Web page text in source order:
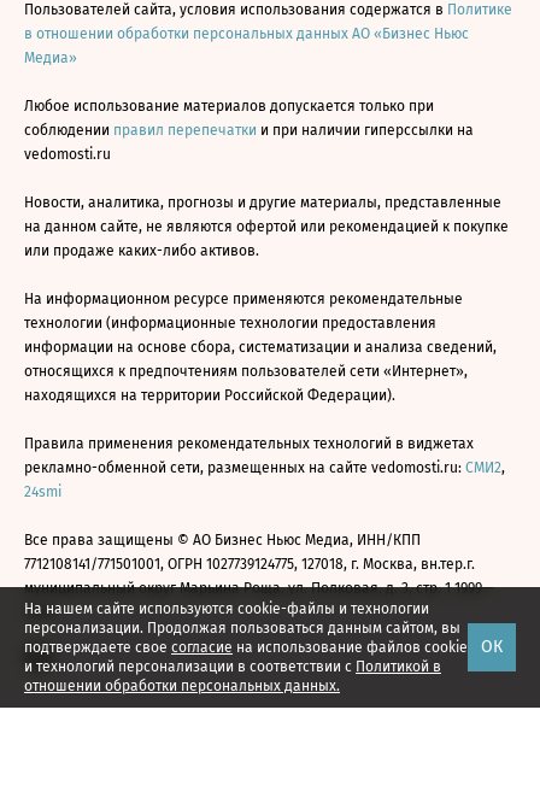
На нашем сайте используются cookie-файлы и технологии
персонализации. Продолжая пользоваться данным сайтом, вы
подтверждаете свое согласие на использование файлов cookie
и технологий персонализации в соответствии с Политикой в
отношении обработки персональных данных.
ОК
Пользователей сайта, условия использования содержатся в Политике
в отношении обработки персональных данных АО «Бизнес Ньюс
Медиа»
Любое использование материалов допускается только при
соблюдении правил перепечатки и при наличии гиперссылки на
vedomosti.ru
Новости, аналитика, прогнозы и другие материалы, представленные
на данном сайте, не являются офертой или рекомендацией к покупке
или продаже каких-либо активов.
На информационном ресурсе применяются рекомендательные
технологии (информационные технологии предоставления
информации на основе сбора, систематизации и анализа сведений,
относящихся к предпочтениям пользователей сети «Интернет»,
находящихся на территории Российской Федерации).
Правила применения рекомендательных технологий в виджетах
рекламно-обменной сети, размещенных на сайте vedomosti.ru: СМИ2,
24smi
Все права защищены © АО Бизнес Ньюс Медиа, ИНН/КПП
7712108141/771501001, ОГРН 1027739124775, 127018, г. Москва, вн.тер.г.
муниципальный округ Марьина Роща, ул. Полковая, д. 3, стр. 1 1999—
2026